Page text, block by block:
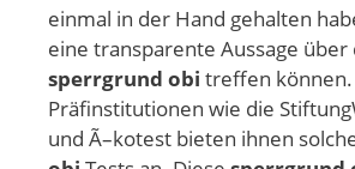
einmal in der Hand gehalten
eine transparente Aussage über
sperrgrund obi treffen
Präfinstitutionen wie die
und Ã–kotest bieten ihnen